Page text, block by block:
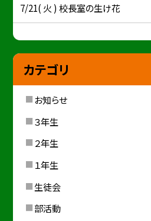
7/21( 火 ) 校長室の生け花
カテゴリ
お知らせ
３年生
２年生
１年生
生徒会
部活動